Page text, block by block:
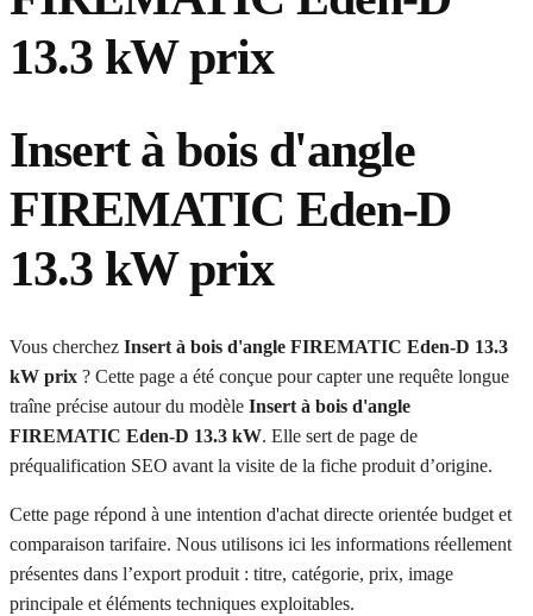
13.3 kW prix
Insert à bois d'angle
FIREMATIC Eden-D
13.3 kW prix
Vous cherchez Insert à bois d'angle FIREMATIC Eden-D 13.3
kW prix ? Cette page a été conçue pour capter une requête longue
traîne précise autour du modèle Insert à bois d'angle
FIREMATIC Eden-D 13.3 kW. Elle sert de page de
préqualification SEO avant la visite de la fiche produit d’origine.
Cette page répond à une intention d'achat directe orientée budget et
comparaison tarifaire. Nous utilisons ici les informations réellement
présentes dans l’export produit : titre, catégorie, prix, image
principale et éléments techniques exploitables.